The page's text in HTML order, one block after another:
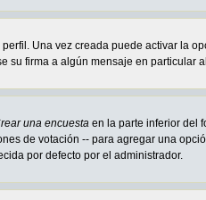
Una vez creada puede activar la
su firma a algún mensaje en particular
una encuesta en la parte inferior del
de votación -- para agregar una
por defecto por el administrador.